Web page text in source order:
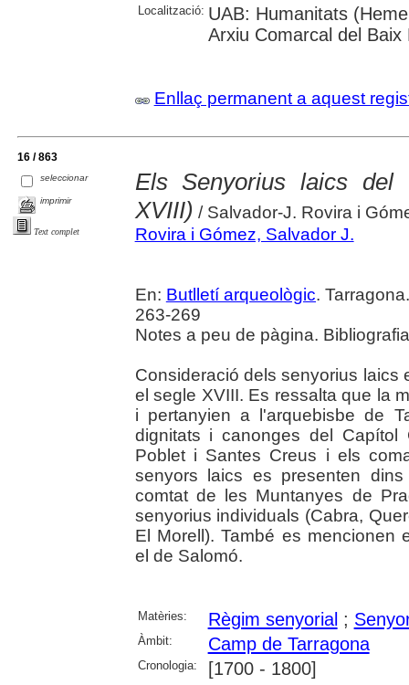
Localització: UAB: Humanitats
Arxiu Comarcal del
Enllaç permanent a aquest
16 / 863
seleccionar
imprimir
Text complet
Els Senyorius laics del
XVIII) / Salvador-J. Rovira i
Rovira i Gómez, Salvador J.
En: Butlletí arqueològic.
263-269
Notes a peu de pàgina.
Consideració dels senyorius laics
el segle XVIII. Es ressalta que la
i pertanyien a l'arquebisbe de
dignitats i canonges del Capítol
Poblet i Santes Creus i els
senyors laics es presenten
comtat de les Muntanyes de
senyorius individuals (Cabra,
El Morell). També es mencionen
el de Salomó.
Matèries: Règim senyorial ;
Àmbit: Camp de Tarragona
Cronologia: [1700 - 1800]